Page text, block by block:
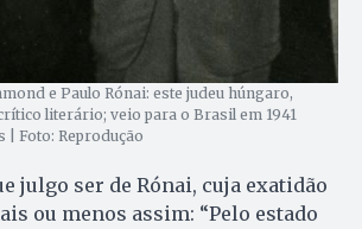
e Paulo Rónai: este judeu húngaro,
literário; veio para o Brasil em 1941
Foto: Reprodução
julgo ser de Rónai, cuja exatidão
ou menos assim: “Pelo estado